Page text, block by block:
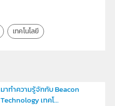
เทคโนโลยี
มาทำความรู้จักกับ Beacon
Technology เทคโ...